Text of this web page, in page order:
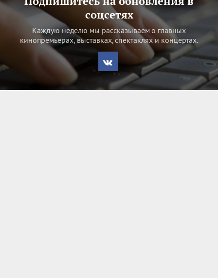
соцсетях
Каждую неделю мы рассказываем о главных
кинопремьерах, выставках, спектаклях и концертах.